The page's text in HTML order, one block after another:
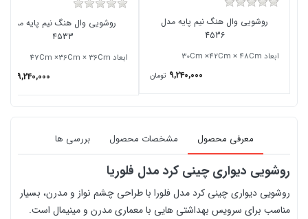
روشویی وال هنگ نیم پایه مدل
4536
ابعاد 30Cm ×42Cm × 48Cm
9,240,000 تومان
روشویی وال هنگ نیم پایه مدل
4533
ابعاد 47Cm ×36Cm × 36Cm
9,240,000
معرفی محصول مشخصات محصول بررسی ها
روشویی دیواری چینی کرد مدل فلوریا
روشویی دیواری چینی کرد مدل فلورا با طراحی چشم‌ نواز و مدرن، بسیار
مناسب برای سرویس‌ بهداشتی‌ هایی با معماری مدرن و مینیمال است.